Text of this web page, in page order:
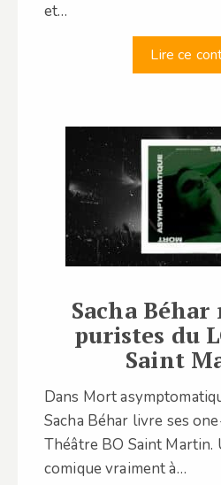
et…
Lire ce
Sacha Béhar
puristes du
Saint
Dans Mort
Sacha Béhar livre ses
Théâtre BO Saint Martin.
comique vraiment à…